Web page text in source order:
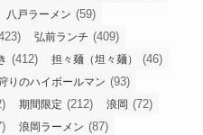
八戸ラーメン (59)
弘前ランチ (409)
(412) 担々麺（坦々麺） (46)
りのハイボールマン (93)
期間限定 (212) 浪岡 (72)
浪岡ラーメン (87)